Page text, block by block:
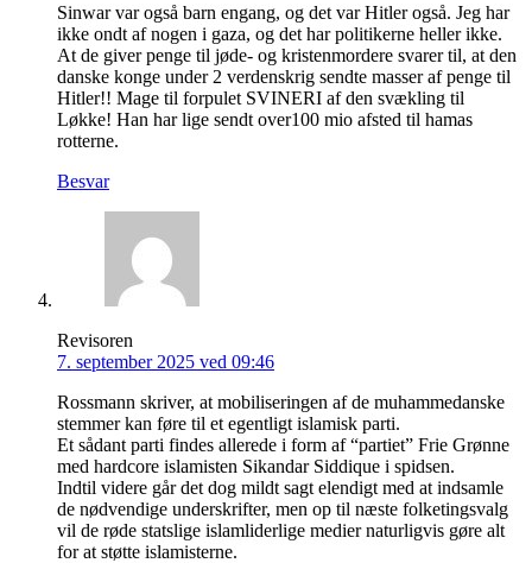
Sinwar var også barn engang, og det var Hitler også. Jeg har
ikke ondt af nogen i gaza, og det har politikerne heller ikke.
At de giver penge til jøde- og kristenmordere svarer til, at den
danske konge under 2 verdenskrig sendte masser af penge til
Hitler!! Mage til forpulet SVINERI af den svækling til
Løkke! Han har lige sendt over100 mio afsted til hamas
rotterne.
Besvar
Revisoren
7. september 2025 ved 09:46
Rossmann skriver, at mobiliseringen af de muhammedanske
stemmer kan føre til et egentligt islamisk parti.
Et sådant parti findes allerede i form af “partiet” Frie Grønne
med hardcore islamisten Sikandar Siddique i spidsen.
Indtil videre går det dog mildt sagt elendigt med at indsamle
de nødvendige underskrifter, men op til næste folketingsvalg
vil de røde statslige islamliderlige medier naturligvis gøre alt
for at støtte islamisterne.